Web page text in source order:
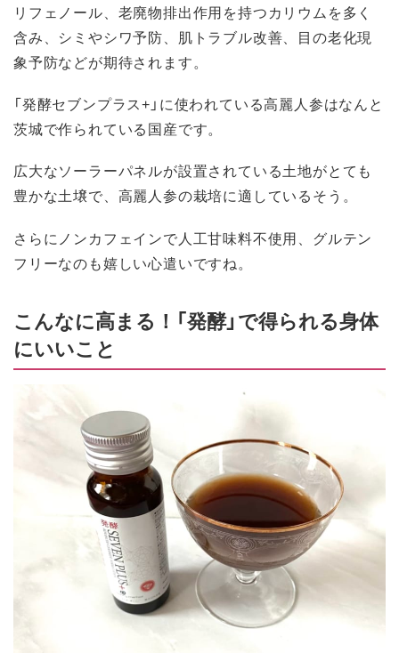
リフェノール、老廃物排出作用を持つカリウムを多く
含み、シミやシワ予防、肌トラブル改善、目の老化現
象予防などが期待されます。
「発酵セブンプラス+」に使われている高麗人参はなんと
茨城で作られている国産です。
広大なソーラーパネルが設置されている土地がとても
豊かな土壌で、高麗人参の栽培に適しているそう。
さらにノンカフェインで人工甘味料不使用、グルテン
フリーなのも嬉しい心遣いですね。
こんなに高まる！「発酵」で得られる身体
にいいこと